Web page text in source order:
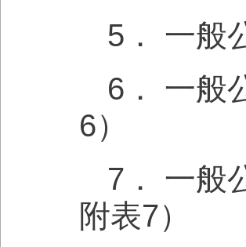
5． 一般
6． 一般
6）
7． 一般
附表7）